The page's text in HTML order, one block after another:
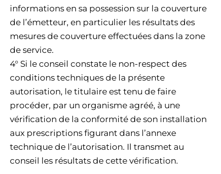
informations en sa possession sur la couverture
de l’émetteur, en particulier les résultats des
mesures de couverture effectuées dans la zone
de service.
4° Si le conseil constate le non-respect des
conditions techniques de la présente
autorisation, le titulaire est tenu de faire
procéder, par un organisme agréé, à une
vérification de la conformité de son installation
aux prescriptions figurant dans l’annexe
technique de l’autorisation. Il transmet au
conseil les résultats de cette vérification.